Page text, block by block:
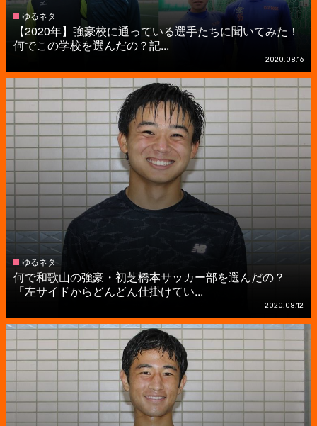
ゆるネタ
【2020年】強豪校に通っている選手たちに聞いてみた！
何でこの学校を選んだの？記...
2020.08.16
ゆるネタ
何で和歌山の強豪・初芝橋本サッカー部を選んだの？
「左サイドからどんどん仕掛けてい...
2020.08.12